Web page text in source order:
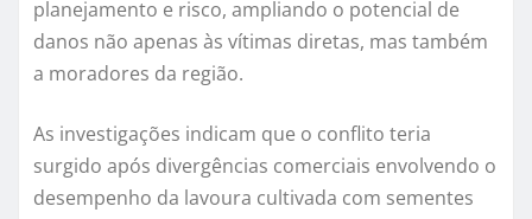
planejamento e risco, ampliando o potencial de
danos não apenas às vítimas diretas, mas também
a moradores da região.
As investigações indicam que o conflito teria
surgido após divergências comerciais envolvendo o
desempenho da lavoura cultivada com sementes